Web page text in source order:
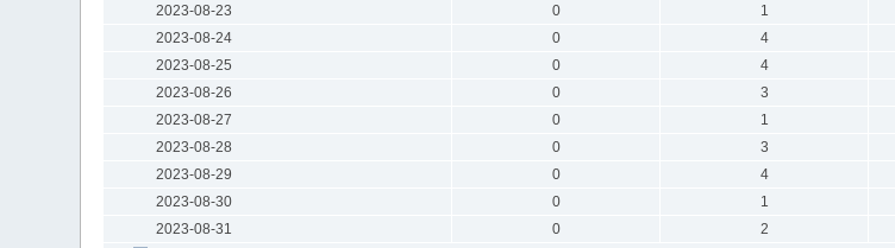
2023-08-23
0 1
2023-08-24
0 4
2023-08-25
0 4
2023-08-26
0 3
2023-08-27
0 1
2023-08-28
0 3
2023-08-29
0 4
2023-08-30
0 1
2023-08-31
0 2